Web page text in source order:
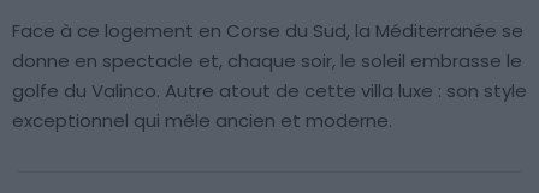
Face à ce logement en Corse du Sud, la Méditerranée se
donne en spectacle et, chaque soir, le soleil embrasse le
golfe du Valinco. Autre atout de cette villa luxe : son style
exceptionnel qui mêle ancien et moderne.